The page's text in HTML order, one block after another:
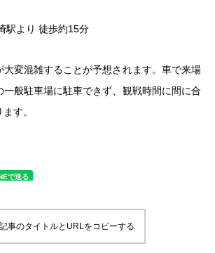
駅より 徒歩約15分
変混雑することが予想されます。車で来場
一般駐車場に駐車できず、観戦時間に間に合
す。
事のタイトルとURLをコピーする